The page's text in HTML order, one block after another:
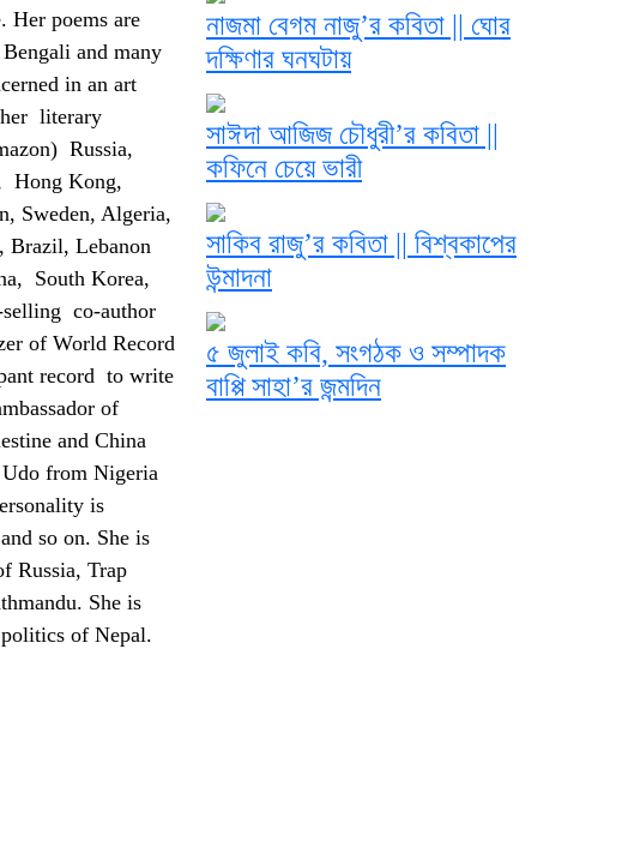
Her poems are
and many
in an art
literary
Russia,
Hong Kong,
Sweden, Algeria,
Brazil, Lebanon
South Korea,
co-author
of World Record
record to write
of
and China
from Nigeria
is
so on. She is
Russia, Trap
She is
of Nepal.
নাজমা বেগম নাজু’র কবিতা || ঘোর
দক্ষিণার ঘনঘটায়
সাঈদা আজিজ চৌধুরী’র কবিতা ||
কফিনে চেয়ে ভারী
সাকিব রাজু’র কবিতা || বিশ্বকাপের
উন্মাদনা
৫ জুলাই কবি, সংগঠক ও সম্পাদক
বাপ্পি সাহা’র জন্মদিন